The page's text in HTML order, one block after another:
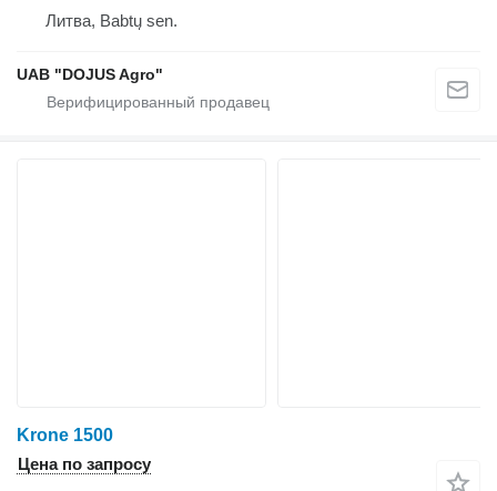
Литва, Babtų sen.
UAB "DOJUS Agro"
Krone 1500
Цена по запросу